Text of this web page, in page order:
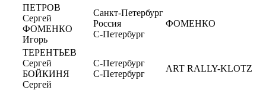
ПЕТРОВ
Сергей
ФОМЕНКО
Игорь
Санкт-Петербург
Россия
С-Петербург
ФОМЕНКО
ТЕРЕНТЬЕВ
Сергей
БОЙКИНЯ
Сергей
С-Петербург
С-Петербург
ART RALLY-KLOTZ